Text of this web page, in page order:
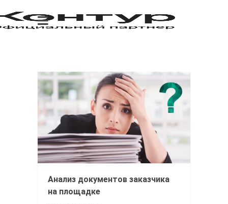
Анализ документов заказчика
на площадке